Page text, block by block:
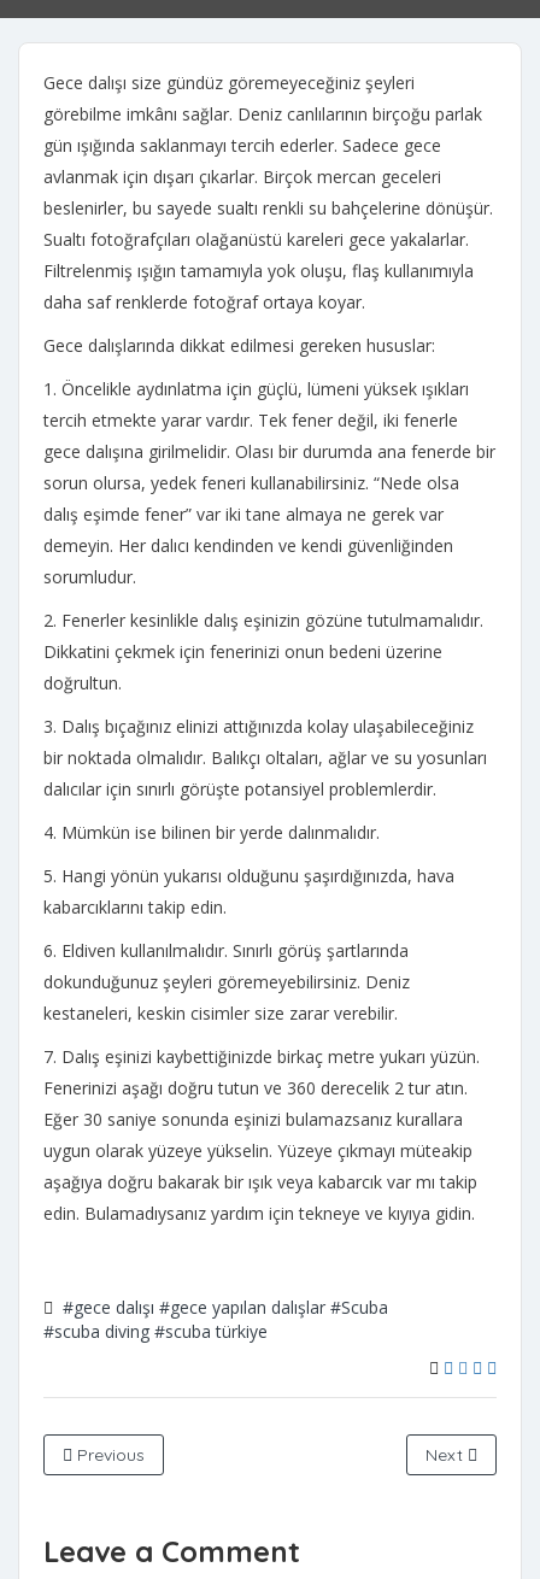
Gece dalışı size gündüz göremeyeceğiniz şeyleri
görebilme imkânı sağlar. Deniz canlılarının birçoğu parlak
gün ışığında saklanmayı tercih ederler. Sadece gece
avlanmak için dışarı çıkarlar. Birçok mercan geceleri
beslenirler, bu sayede sualtı renkli su bahçelerine dönüşür.
Sualtı fotoğrafçıları olağanüstü kareleri gece yakalarlar.
Filtrelenmiş ışığın tamamıyla yok oluşu, flaş kullanımıyla
daha saf renklerde fotoğraf ortaya koyar.
Gece dalışlarında dikkat edilmesi gereken hususlar:
1. Öncelikle aydınlatma için güçlü, lümeni yüksek ışıkları
tercih etmekte yarar vardır. Tek fener değil, iki fenerle
gece dalışına girilmelidir. Olası bir durumda ana fenerde bir
sorun olursa, yedek feneri kullanabilirsiniz. “Nede olsa
dalış eşimde fener” var iki tane almaya ne gerek var
demeyin. Her dalıcı kendinden ve kendi güvenliğinden
sorumludur.
2. Fenerler kesinlikle dalış eşinizin gözüne tutulmamalıdır.
Dikkatini çekmek için fenerinizi onun bedeni üzerine
doğrultun.
3. Dalış bıçağınız elinizi attığınızda kolay ulaşabileceğiniz
bir noktada olmalıdır. Balıkçı oltaları, ağlar ve su yosunları
dalıcılar için sınırlı görüşte potansiyel problemlerdir.
4. Mümkün ise bilinen bir yerde dalınmalıdır.
5. Hangi yönün yukarısı olduğunu şaşırdığınızda, hava
kabarcıklarını takip edin.
6. Eldiven kullanılmalıdır. Sınırlı görüş şartlarında
dokunduğunuz şeyleri göremeyebilirsiniz. Deniz
kestaneleri, keskin cisimler size zarar verebilir.
7. Dalış eşinizi kaybettiğinizde birkaç metre yukarı yüzün.
Fenerinizi aşağı doğru tutun ve 360 derecelik 2 tur atın.
Eğer 30 saniye sonunda eşinizi bulamazsanız kurallara
uygun olarak yüzeye yükselin. Yüzeye çıkmayı müteakip
aşağıya doğru bakarak bir ışık veya kabarcık var mı takip
edin. Bulamadıysanız yardım için tekneye ve kıyıya gidin.
#gece dalışı #gece yapılan dalışlar #Scuba
#scuba diving #scuba türkiye
Previous Next
Leave a Comment